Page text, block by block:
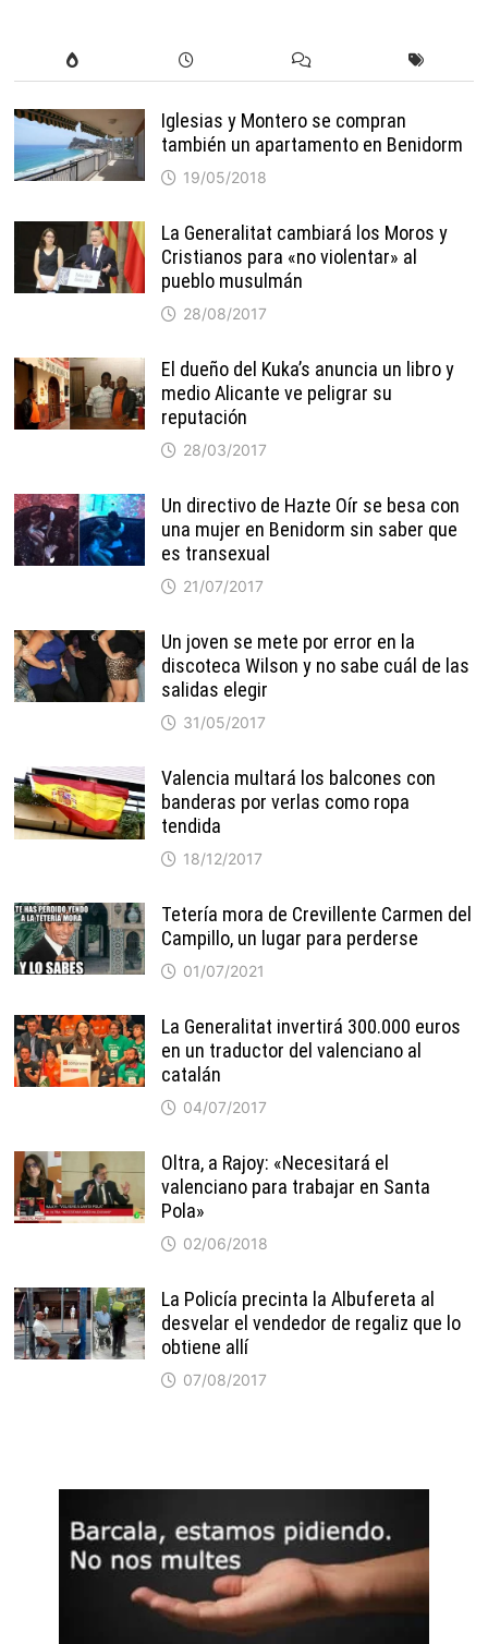
Iglesias y Montero se compran
también un apartamento en Benidorm
19/05/2018
La Generalitat cambiará los Moros y
Cristianos para «no violentar» al
pueblo musulmán
28/08/2017
El dueño del Kuka’s anuncia un libro y
medio Alicante ve peligrar su
reputación
28/03/2017
Un directivo de Hazte Oír se besa con
una mujer en Benidorm sin saber que
es transexual
21/07/2017
Un joven se mete por error en la
discoteca Wilson y no sabe cuál de las
salidas elegir
31/05/2017
Valencia multará los balcones con
banderas por verlas como ropa
tendida
18/12/2017
Tetería mora de Crevillente Carmen del
Campillo, un lugar para perderse
01/07/2021
La Generalitat invertirá 300.000 euros
en un traductor del valenciano al
catalán
04/07/2017
Oltra, a Rajoy: «Necesitará el
valenciano para trabajar en Santa
Pola»
02/06/2018
La Policía precinta la Albufereta al
desvelar el vendedor de regaliz que lo
obtiene allí
07/08/2017